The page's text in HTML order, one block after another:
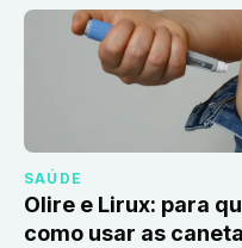
SAÚDE
Olire e Lirux: para
como usar as